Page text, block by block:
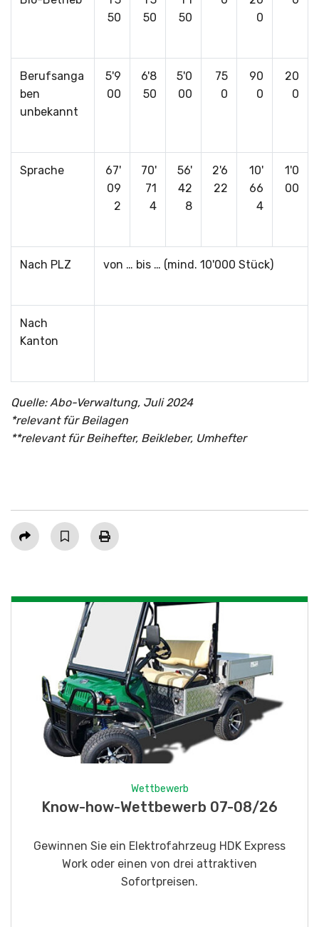
50
50
50
0
Berufsanga
ben
unbekannt
5'9
00
6'8
50
5'0
00
75
0
90
0
20
0
Sprache
67'
09
2
70'
71
4
56'
42
8
2'6
22
10'
66
4
1'0
00
Nach PLZ von … bis … (mind. 10'000 Stück)
Nach
Kanton
Quelle: Abo-Verwaltung, Juli 2024
*relevant für Beilagen
**relevant für Beihefter, Beikleber, Umhefter
Teilen
Wettbewerb
Know-how-Wettbewerb 07-08/26
Gewinnen Sie ein Elektrofahrzeug HDK Express
Work oder einen von drei attraktiven
Sofortpreisen.